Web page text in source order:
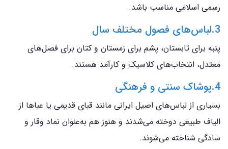
رسمی اسلامی مناسب باشد.
3.لباس‌های فصول مختلف سال
پنبه برای تابستان، پشم برای زمستان و کتان برای فصل‌های
معتدل، انتخاب‌های کلاسیک و کارآمد هستند.
4.پوشاک سنتی و فرهنگی
بسیاری از لباس‌های اصیل ایرانی مانند قبای قدیمی یا عباها از
الیاف طبیعی دوخته می‌شدند و هنوز هم به‌عنوان نماد وقار و
سادگی شناخته می‌شوند.